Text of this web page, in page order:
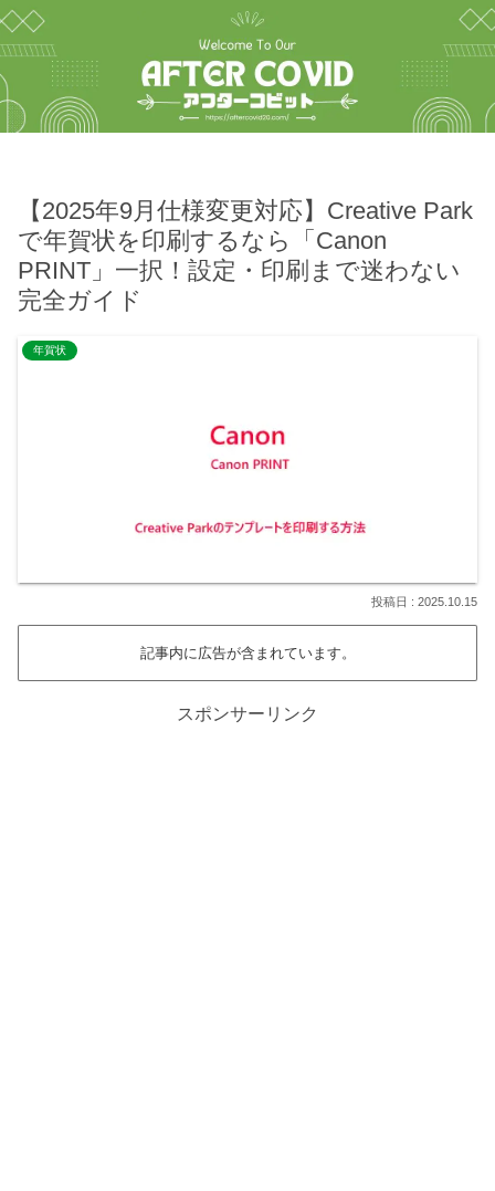
【2025年9月仕様変更対応】Creative Park
で年賀状を印刷するなら「Canon
PRINT」一択！設定・印刷まで迷わない
完全ガイド
年賀状
2025.10.15
記事内に広告が含まれています。
スポンサーリンク